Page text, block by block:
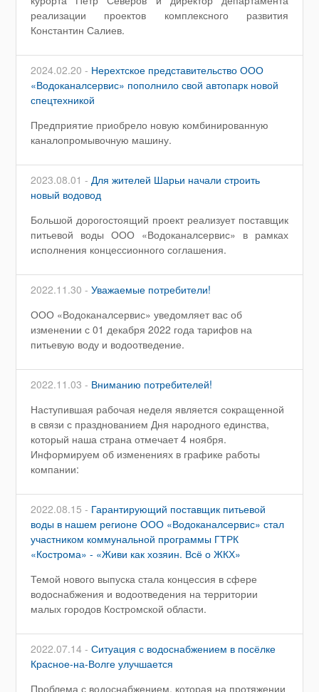
реализации проектов комплексного развития
Константин Салиев.
2024.02.20 - Нерехтское представительство ООО
«Водоканалсервис» пополнило свой автопарк новой
спецтехникой
Предприятие приобрело новую комбинированную
каналопромывочную машину.
2023.08.01 - Для жителей Шарьи начали строить
новый водовод
Большой дорогостоящий проект реализует поставщик
питьевой воды ООО «Водоканалсервис» в рамках
исполнения концессионного соглашения.
2022.11.30 -Уважаемые потребители!
ООО «Водоканалсервис» уведомляет вас об
изменении с 01 декабря 2022 года тарифов на
питьевую воду и водоотведение.
2022.11.03 - Вниманию потребителей!
Наступившая рабочая неделя является сокращенной
в связи с празднованием Дня народного единства,
который наша страна отмечает 4 ноября.
Информируем об изменениях в графике работы
компании:
2022.08.15 - Гарантирующий поставщик питьевой
воды в нашем регионе ООО «Водоканалсервис» стал
участником коммунальной программы ГТРК
«Кострома» - «Живи как хозяин. Всё о ЖКХ»
Темой нового выпуска стала концессия в сфере
водоснабжения и водоотведения на территории
малых городов Костромской области.
2022.07.14 -Ситуация с водоснабжением в посёлке
Красное-на-Волге улучшается
Проблема с водоснабжением, которая на протяжении